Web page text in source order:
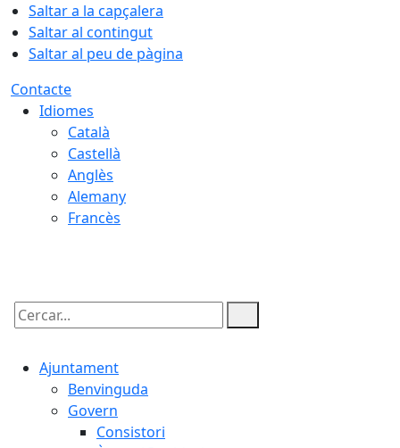
Saltar a la capçalera
Saltar al contingut
Saltar al peu de pàgina
Contacte
Idiomes
Català
Castellà
Anglès
Alemany
Francès
Cercar:
Ajuntament
Benvinguda
Govern
Consistori